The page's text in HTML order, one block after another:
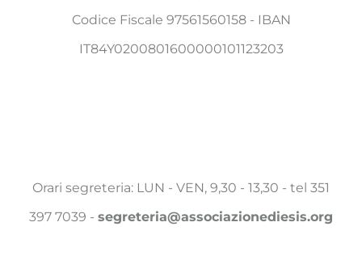
Codice Fiscale 97561560158 - IBAN
IT84Y0200801600000101123203
Orari segreteria: LUN - VEN, 9,30 - 13,30 - tel 351
397 7039 - segreteria@associazionediesis.org